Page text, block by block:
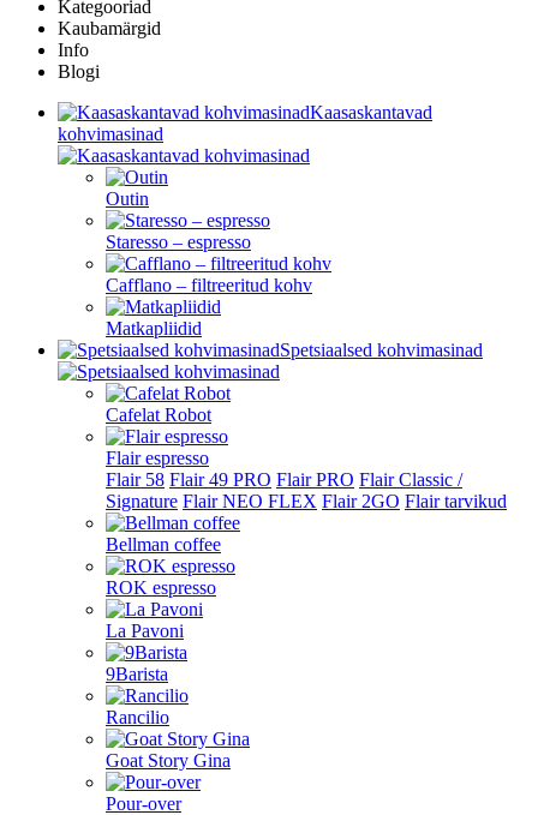
Kategooriad
Kaubamärgid
Info
Blogi
Kaasaskantavad
kohvimasinad
Outin
Staresso – espresso
Cafflano – filtreeritud kohv
Matkapliidid
Spetsiaalsed kohvimasinad
Cafelat Robot
Flair espresso
Flair 58 Flair 49 PRO Flair PRO Flair Classic /
Signature Flair NEO FLEX Flair 2GO Flair tarvikud
Bellman coffee
ROK espresso
La Pavoni
9Barista
Rancilio
Goat Story Gina
Pour-over